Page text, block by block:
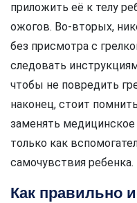
приложить её к телу
ожогов. Во-вторых,
без присмотра с
следовать
чтобы не повредить
наконец, стоит
заменять медицинское
только как
самочувствия ребенка.
Как правильно